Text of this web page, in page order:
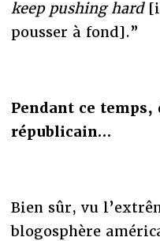
keep pushing hard[il
pousser à fond].”
Pendant ce temps,
républicain…
Bien sûr, vu
blogosphère